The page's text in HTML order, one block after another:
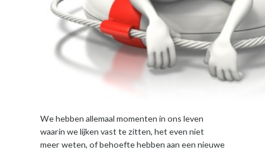
We hebben allemaal momenten in ons leven
waarin we lijken vast te zitten, het even niet
meer weten, of behoefte hebben aan een nieuwe